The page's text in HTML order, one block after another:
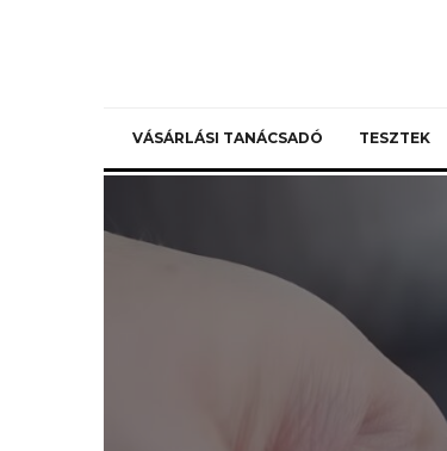
VÁSÁRLÁSI TANÁCSADÓ TESZTEK